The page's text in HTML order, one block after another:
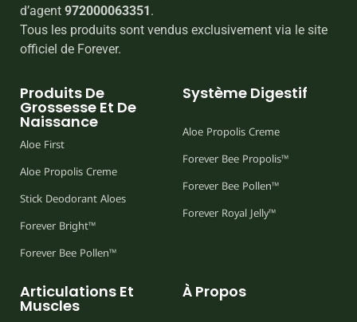
d’agent 972000063351.
Tous les produits sont vendus exclusivement via le site
officiel de Forever.
Produits De
Grossesse Et De
Naissance
Aloe First
Aloe Propolis Creme
Stick Deodorant Aloes
Forever Bright™
Forever Bee Pollen™
Système Digestif
Aloe Propolis Creme
Forever Bee Propolis™
Forever Bee Pollen™
Forever Royal Jelly™
Articulations Et
Muscles
À Propos